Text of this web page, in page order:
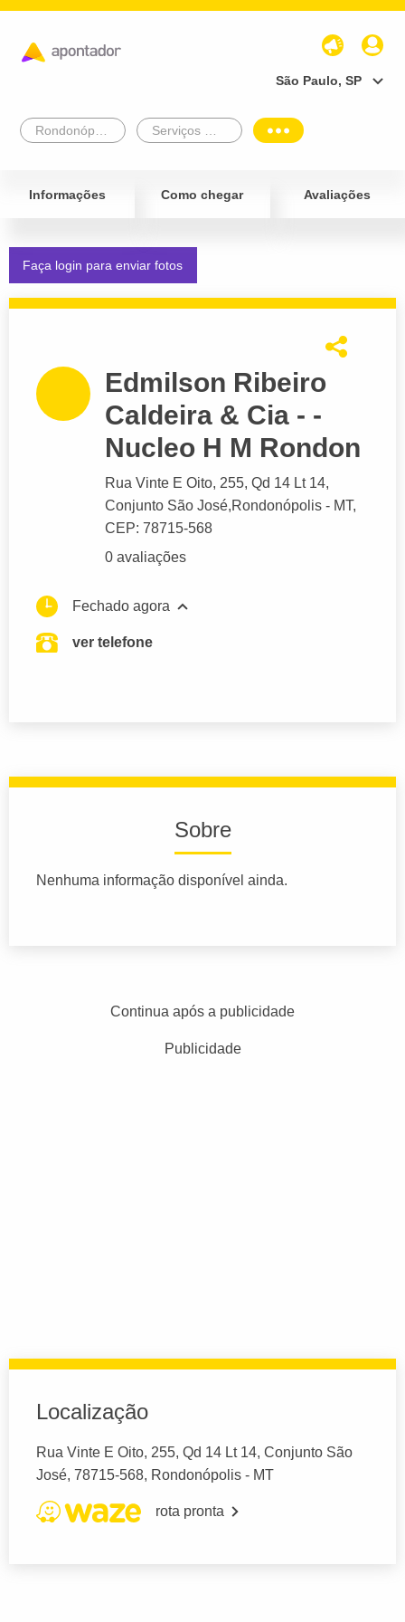
São Paulo, SP
Informações Como chegar Avaliações
Faça login para enviar fotos
Edmilson Ribeiro
Caldeira & Cia - -
Nucleo H M Rondon
Rua Vinte E Oito, 255, Qd 14 Lt 14,
Conjunto São José,Rondonópolis - MT,
CEP: 78715-568
0 avaliações
Fechado agora
ver telefone
Sobre
Nenhuma informação disponível ainda.
Continua após a publicidade
Publicidade
Localização
Rua Vinte E Oito, 255, Qd 14 Lt 14, Conjunto São
José, 78715-568, Rondonópolis - MT
rota pronta